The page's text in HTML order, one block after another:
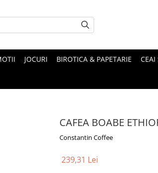
JOCURI BIROTICA & PAPETARIE CEAI
CAFEA BOABE
Constantin Coffee
239,31 Lei